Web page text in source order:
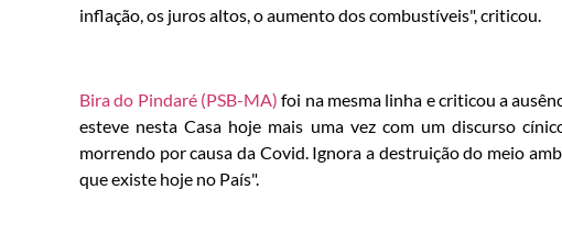
inflação, os juros altos, o aumento dos combustíveis", criticou.
Bira do Pindaré (PSB-MA) foi na mesma linha e criticou a
esteve nesta Casa hoje mais uma vez com um discurso
morrendo por causa da Covid. Ignora a destruição do meio
que existe hoje no País".